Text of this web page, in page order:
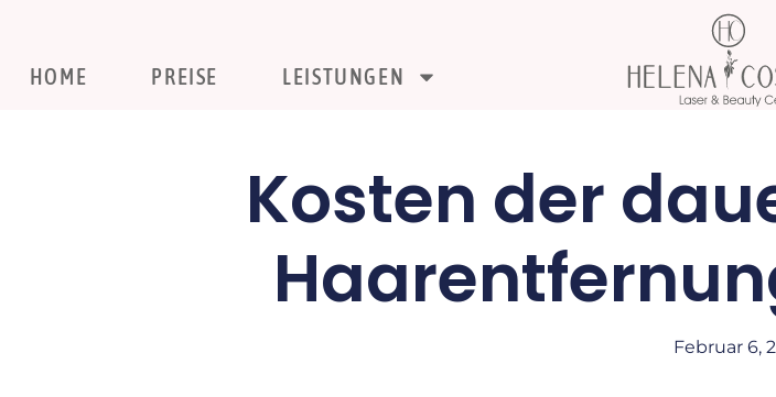
HOME PREISE LEISTUNGEN
Kosten der
Februar 6,